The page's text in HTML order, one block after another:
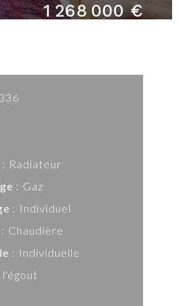
1 268 000 €
Radiateur
Gaz
Individuel
Chaudière
Individuelle
l'égout